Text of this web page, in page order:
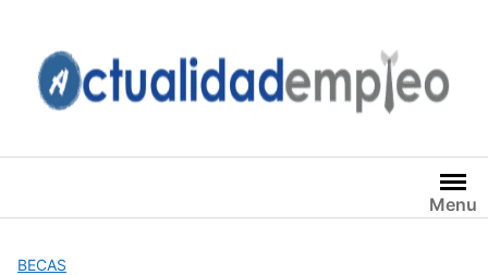
contenido
Menu
BECAS